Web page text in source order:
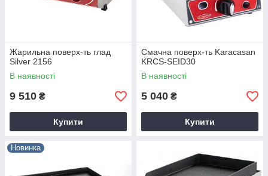
Жарильна поверх-ть глад
Silver 2156
В наявності
9 510 ₴
Купити
Смачна поверх-ть Karacasan
KRCS-SEID30
В наявності
5 040 ₴
Купити
Новинка